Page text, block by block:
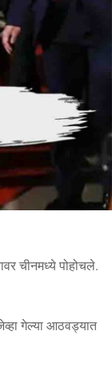
चीनमध्ये पोहोचले.
गेल्या आठवड्यात